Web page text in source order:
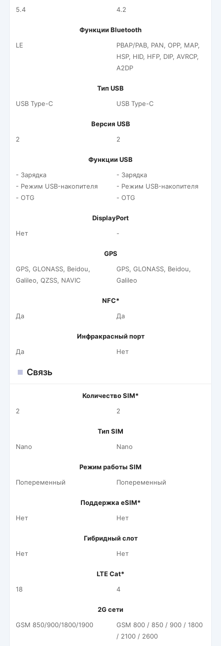
5.4 4.2
Функции Bluetooth
LE
PBAP/PAB, PAN, OPP, MAP,
HSP, HID, HFP, DIP, AVRCP,
A2DP
Тип USB
USB Type-C
USB Type-C
Версия USB
2
2
Функции USB
- Зарядка
- Режим USB-накопителя
- OTG
- Зарядка
- Режим USB-накопителя
- OTG
DisplayPort
Нет
-
GPS
GPS, GLONASS, Beidou,
Galileo, QZSS, NAVIC
GPS, GLONASS, Beidou,
Galileo
NFC*
Да
Да
Инфракрасный порт
Да
Нет
Связь
Количество SIM*
2
2
Тип SIM
Nano
Nano
Режим работы SIM
Попеременный
Попеременный
Поддержка eSIM*
Нет
Нет
Гибридный слот
Нет
Нет
LTE Cat*
18
4
2G сети
GSM 850/900/1800/1900
GSM 800 / 850 / 900 / 1800
/ 2100 / 2600